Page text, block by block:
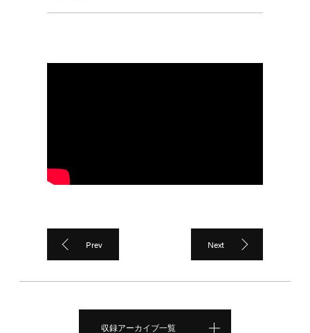
Prev Next
収録アーカイブ一覧